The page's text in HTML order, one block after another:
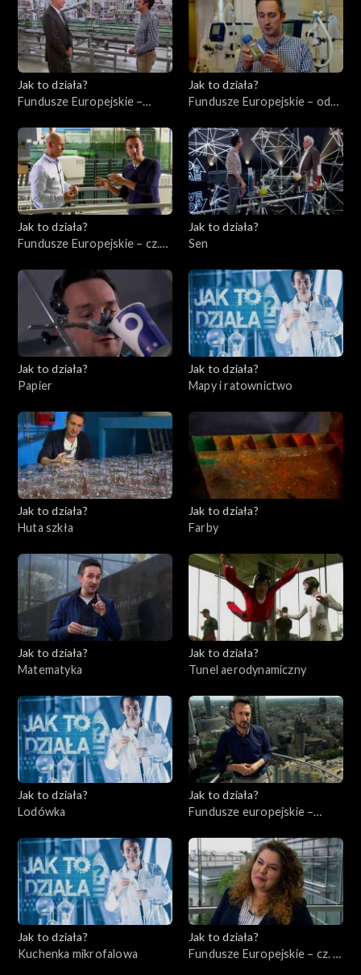
Jak to działa?
Fundusze Europejskie –
Jak to działa?
Fundusze Europejskie – odc.
Jak to działa?
Fundusze Europejskie – cz.
Jak to działa?
Sen
Jak to działa?
Papier
Jak to działa?
Mapy i ratownictwo
Jak to działa?
Huta szkła
Jak to działa?
Farby
Jak to działa?
Matematyka
Jak to działa?
Tunel aerodynamiczny
Jak to działa?
Lodówka
Jak to działa?
Fundusze europejskie –
Jak to działa?
Kuchenka mikrofalowa
Jak to działa?
Fundusze Europejskie – cz. 2,